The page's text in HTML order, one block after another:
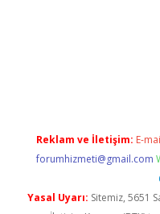
Reklam ve İletişim: E-
forumhizmeti@gmail.com
Yasal Uyarı: Sitemiz, 5651